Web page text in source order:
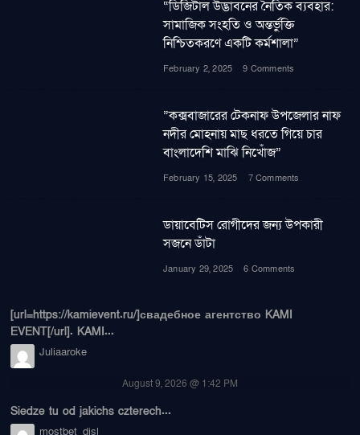
“ডিজিটাল উদ্ভাবনের নৈতিক ব্যবহার:
সামাজিক সংহতি ও অন্তর্ভুক্তি
নিশ্চিতকরণে একটি কর্মশালা”
February 2, 2025 9 Comments
”কক্সবাজারের টেকনাফ উপজেলার নাফ
নদীর মোহনায় মাছ ধরতে গিয়ে চার
বাংলাদেশি মাঝি নিখোঁজ”
February 15, 2025 7 Comments
ডায়াবেটিস রোগীদের জন্য উপকারী
সজনে ডাঁটা
January 29, 2025 6 Comments
[url=https://kamievent.ru/]свадебное агентство KAMI
EVENT[/url]. KAMI...
Juliaaroke
August 9, 2026 @ 1:42 PM
Siedze tu od jakichs czterech...
mostbet_djsl